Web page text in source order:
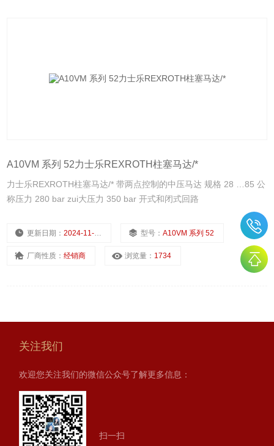
A10VM 系列 52力士乐REXROTH柱塞马达/*
力士乐REXROTH柱塞马达/* 带两点控制的中压马达 规格 28 …85 公
称压力 280 bar zui大压力 350 bar 开式和闭式回路
更新日期：2024-11-23 型号：A10VM 系列 52
厂商性质：经销商 浏览量： 1734
关注我们
欢迎您关注我们的微信公众号了解更多信息：
扫一扫